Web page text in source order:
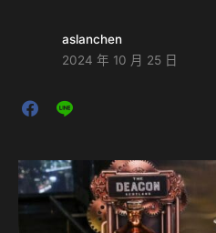
aslanchen
2024 年 10 月 25 日